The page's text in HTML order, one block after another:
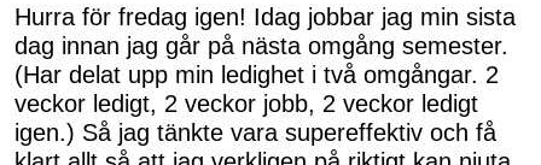
of
50
seconds
Hurra för fredag igen! Idag jobbar jag min sista
dag innan jag går på nästa omgång semester.
(Har delat upp min ledighet i två omgångar. 2
veckor ledigt, 2 veckor jobb, 2 veckor ledigt
igen.) Så jag tänkte vara supereffektiv och få